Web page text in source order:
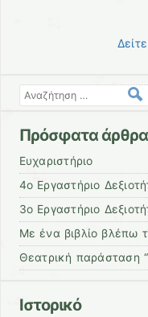
Αναζήτηση
Πρόσφατα άρθρα
Ευχαριστήριο
4ο Εργαστήριο
3ο Εργαστήριο
Με ένα βιβλίο βλέπω
Θεατρική παράσταση
Ιστορικό